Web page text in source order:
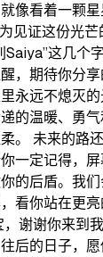
像看着一颗
见证这份光芒
Saiya”这几个
，期待你分
永远不熄灭
的温暖、勇
。 未来的路
一定记得，
的后盾。我
看你站在更
谢谢你来到
后的日子，